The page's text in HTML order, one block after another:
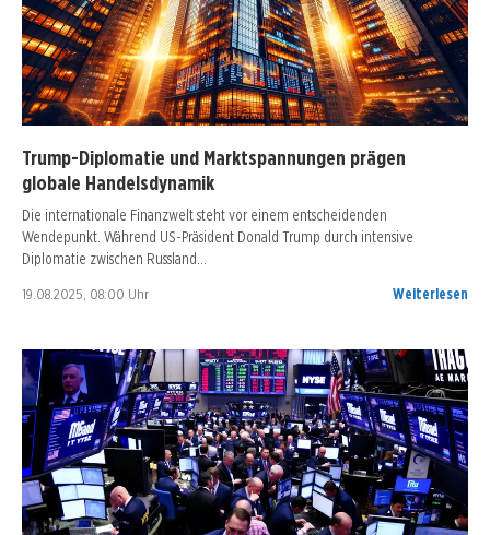
Trump-Diplomatie und Marktspannungen prägen
globale Handelsdynamik
Die internationale Finanzwelt steht vor einem entscheidenden
Wendepunkt. Während US-Präsident Donald Trump durch intensive
Diplomatie zwischen Russland…
19.08.2025, 08:00 Uhr Weiterlesen